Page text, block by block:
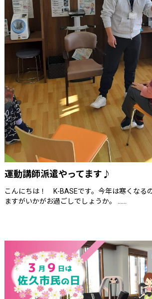
運動講師派遣やってます♪
こんにちは！ K-BASEです。今年は寒くなる
ますがいかがお過ごしでしょうか。 ……